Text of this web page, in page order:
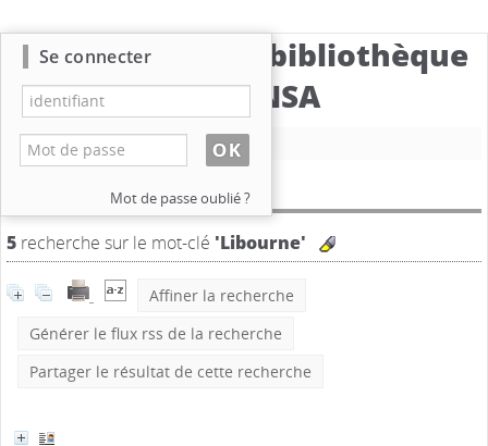
Catalogue de la bibliothèque
du CBNSA
Nouvelle recherche
Résultat de la recherche
5 recherche sur le mot-clé 'Libourne'
Affiner la recherche
Générer le flux rss de la recherche
Partager le résultat de cette recherche
Se connecter
Mot de passe oublié ?